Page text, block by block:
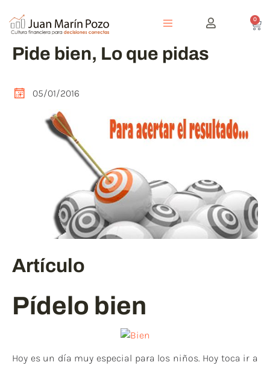
0
Pide bien, Lo que pidas
05/01/2016
Artículo
Pídelo bien
Hoy es un día muy especial para los niños. Hoy toca ir a